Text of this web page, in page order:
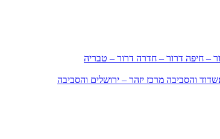
– חיפה דרור – חדרה דרור – טבריה
והסביבה מרכז יזהר – ירושלים והסביבה